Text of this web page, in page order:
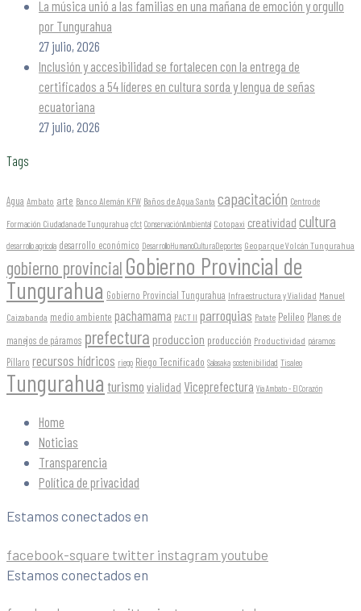
La música unió a las familias en una mañana de emoción y orgullo
por Tungurahua
27 julio, 2026
Inclusión y accesibilidad se fortalecen con la entrega de
certificados a 54 líderes en cultura sorda y lengua de señas
ecuatoriana
27 julio, 2026
Tags
Agua Ambato arte Banco Alemán KFW Baños de Agua Santa capacitación Centro de
Formación Ciudadana de Tungurahua cfct ConservaciónAmbiental Cotopaxi creatividad cultura
desarrollo agrícola desarrollo económico DesarrolloHumanoCulturaDeportes Geoparque Volcán Tungurahua
gobierno provincial Gobierno Provincial de
Tungurahua Gobierno Provincial Tungurahua Infraestructura y Vialidad Manuel
Caizabanda medio ambiente pachamama PACT II parroquias Patate Pelileo Planes de
manejos de páramos prefectura produccion producción Productividad páramos
Píllaro recursos hídricos riego Riego Tecnificado Salasaka sostenibilidad Tisaleo
Tungurahua turismo vialidad Viceprefectura Vía Ambato - El Corazón
Home
Noticias
Transparencia
Política de privacidad
Estamos conectados en
facebook-square twitter instagram youtube
Estamos conectados en